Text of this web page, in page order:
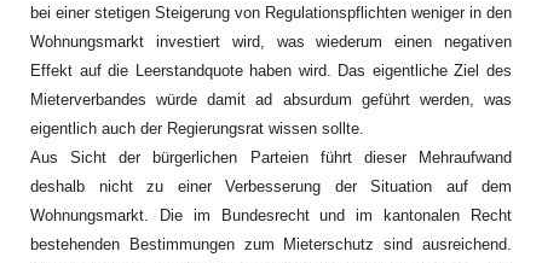
bei einer stetigen Steigerung von Regulationspflichten weniger in den
Wohnungsmarkt investiert wird, was wiederum einen negativen
Effekt auf die Leerstandquote haben wird. Das eigentliche Ziel des
Mieterverbandes würde damit ad absurdum geführt werden, was
eigentlich auch der Regierungsrat wissen sollte.
Aus Sicht der bürgerlichen Parteien führt dieser Mehraufwand
deshalb nicht zu einer Verbesserung der Situation auf dem
Wohnungsmarkt. Die im Bundesrecht und im kantonalen Recht
bestehenden Bestimmungen zum Mieterschutz sind ausreichend.